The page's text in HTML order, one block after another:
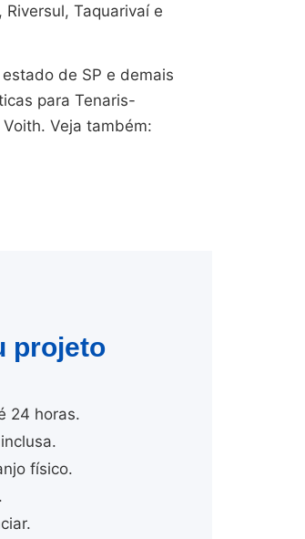
Taquarivaí e
de SP e demais
para Tenaris-
Veja também:
projeto
24 horas.
físico.